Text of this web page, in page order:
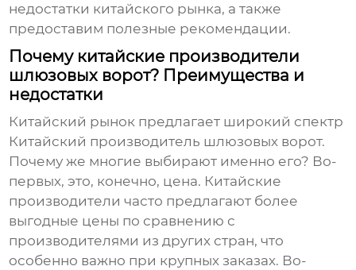
недостатки китайского рынка, а также
предоставим полезные рекомендации.
Почему китайские производители
шлюзовых ворот? Преимущества и
недостатки
Китайский рынок предлагает широкий спектр
Китайский производитель шлюзовых ворот.
Почему же многие выбирают именно его? Во-
первых, это, конечно, цена. Китайские
производители часто предлагают более
выгодные цены по сравнению с
производителями из других стран, что
особенно важно при крупных заказах. Во-